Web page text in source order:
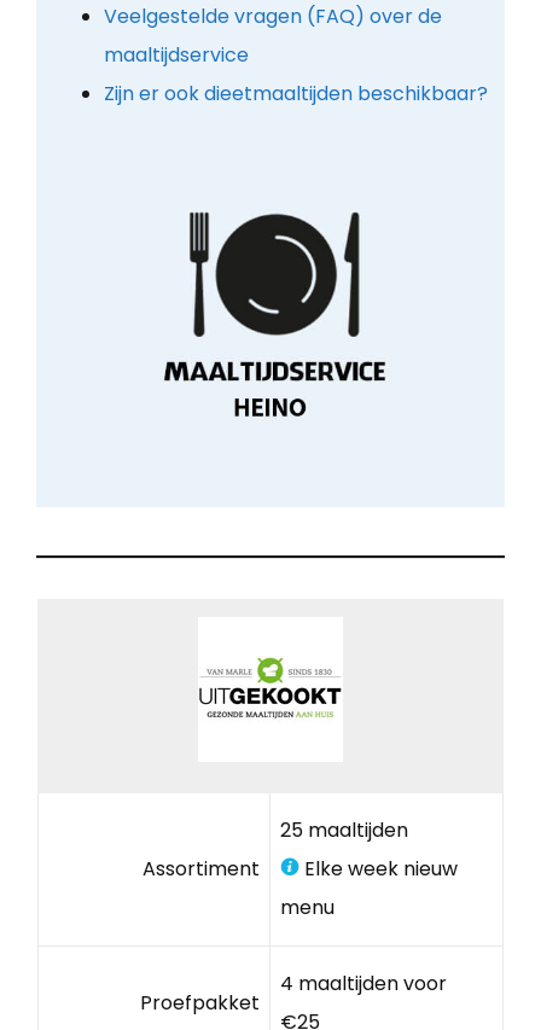
Veelgestelde vragen (FAQ) over de
maaltijdservice
Zijn er ook dieetmaaltijden beschikbaar?
Assortiment
25 maaltijden
Elke week nieuw
menu
Proefpakket
4 maaltijden voor
€25